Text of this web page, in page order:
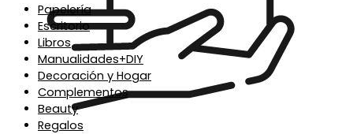
Papelería
Escritorio
Libros
Manualidades+DIY
Decoración y Hogar
Complementos
Beauty
Regalos